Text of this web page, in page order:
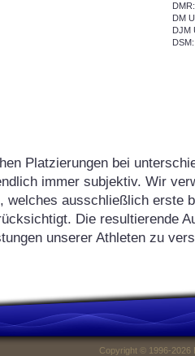
DM
DJM
Platzierungen bei
immer subjektiv. Wir
welches ausschließlich erste
Die resultierende
unserer Athleten zu
Copyright © 1996-2026